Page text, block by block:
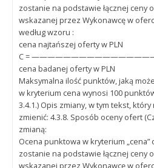
zostanie na podstawie łącznej ceny
wskazanej przez Wykonawcę w
według wzoru :
cena najtańszej oferty w PLN
C = ———————————————— x
cena badanej oferty w PLN
Maksymalna ilość punktów, jaką
w kryterium cena wynosi 100
3.4.1.) Opis zmiany, w tym tekst,
zmienić: 4.3.8. Sposób oceny ofert
zmianą:
Ocena punktowa w kryterium „cena”
zostanie na podstawie łącznej ceny
wskazanej przez Wykonawcę w